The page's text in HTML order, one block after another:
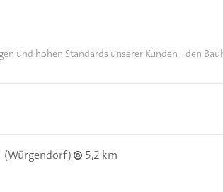
und hohen Standards unserer Kunden - den
(Würgendorf)
5,2 km